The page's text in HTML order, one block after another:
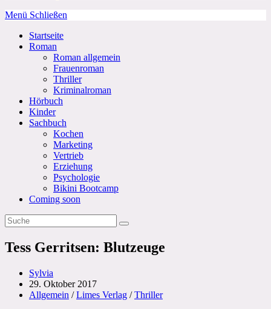
Menü Schließen
Startseite
Roman
Roman allgemein
Frauenroman
Thriller
Kriminalroman
Hörbuch
Kinder
Sachbuch
Kochen
Marketing
Vertrieb
Erziehung
Psychologie
Bikini Bootcamp
Coming soon
Tess Gerritsen: Blutzeuge
Beitrags-
Autor:
Sylvia
Beitrag
veröffentlicht:
29. Oktober 2017
Beitrags-
Allgemein / Limes Verlag / Thriller